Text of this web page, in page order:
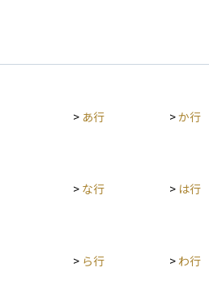
> あ行 >か行
> な行 > は行
> ら行 > わ行